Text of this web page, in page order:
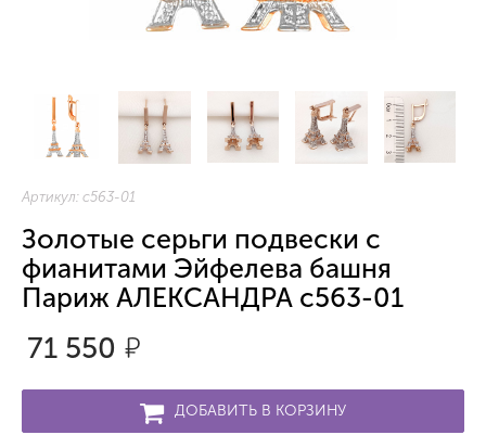
Артикул: с563-01
Золотые серьги подвески с
фианитами Эйфелева башня
Париж АЛЕКСАНДРА с563-01
71 550 р.
ДОБАВИТЬ В КОРЗИНУ